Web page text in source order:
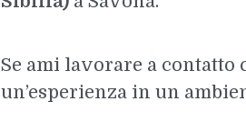
Se ami lavorare a
un’esperienza in un